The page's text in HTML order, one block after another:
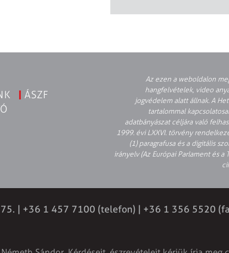
ÁSZF
Az ezen a weboldalon
hangfelvételek, video
jogvédelem alatt állnak. A
tartalommal
adatbányászat céljára való
1999. évi LXXVI. törvény
(1) paragrafusa és a digitális
irányelv (Az Európai Parlament és a
| +36 1 457 7100 (telefon) | +36 1 356 5520